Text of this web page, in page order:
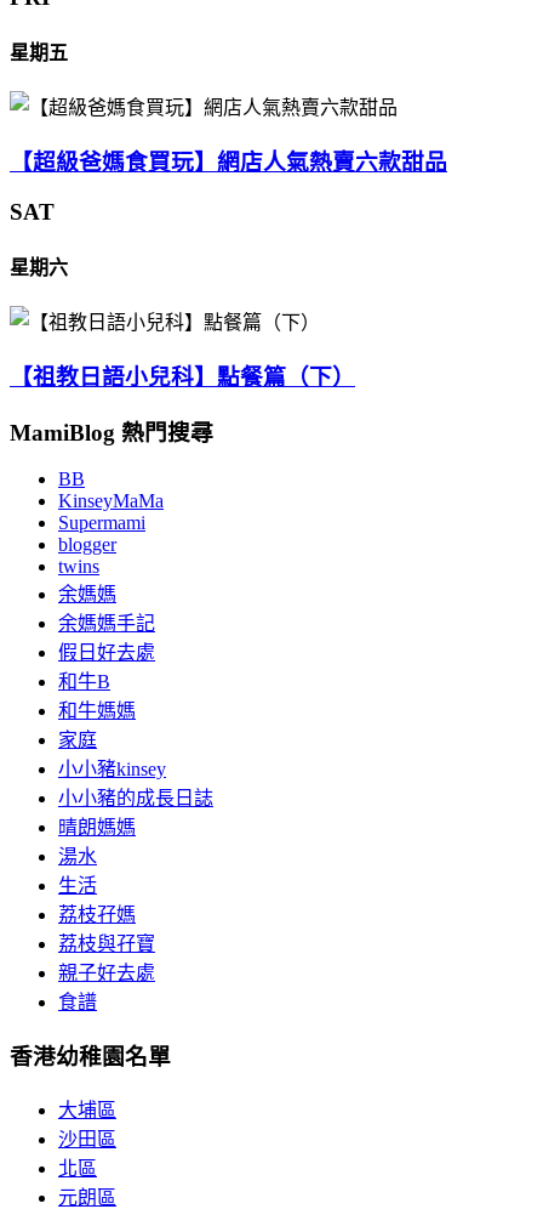
星期五
【超級爸媽食買玩】網店人氣熱賣六款甜品
SAT
星期六
【祖教日語小兒科】點餐篇（下）
MamiBlog 熱門搜尋
BB
KinseyMaMa
Supermami
blogger
twins
余媽媽
余媽媽手記
假日好去處
和牛B
和牛媽媽
家庭
小小豬kinsey
小小豬的成長日誌
晴朗媽媽
湯水
生活
荔枝孖媽
荔枝與孖寶
親子好去處
食譜
香港幼稚園名單
大埔區
沙田區
北區
元朗區